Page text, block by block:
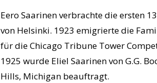
Eero Saarinen verbrachte die ersten
von Helsinki. 1923 emigrierte die
für die Chicago Tribune Tower
1925 wurde Eliel Saarinen von G.G.
Hills, Michigan beauftragt.